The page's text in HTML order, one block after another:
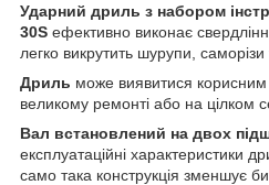
Ударний дриль з набором
30S ефективно виконає
легко викрутить шурупи, саморізи
Дриль може виявитися корисним
великому ремонті або на цілком
Вал встановлений на двох
експлуатаційні характеристики
само така конструкція зменшує